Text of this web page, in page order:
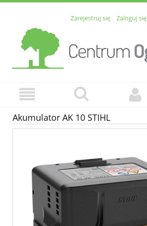
Zarejestruj się Zaloguj się
Akumulator AK 10 STIHL